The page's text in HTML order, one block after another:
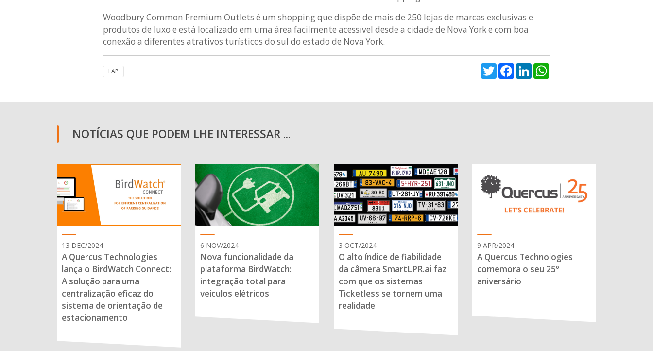
Woodbury Common Premium Outlets é um shopping que dispõe de mais de 250 lojas de marcas exclusivas e
produtos de luxo e está localizado em uma área facilmente acessível desde a cidade de Nova York e com boa
conexão a diferentes atrativos turísticos do sul do estado de Nova York.
LAP TwitterFacebook
LinkedIn
NOTÍCIAS QUE PODEM LHE INTERESSAR ...
13 DEC/2024
A Quercus Technologies
lança o BirdWatch Connect:
A solução para uma
centralização eficaz do
sistema de orientação de
estacionamento
6 NOV/2024
Nova funcionalidade da
plataforma BirdWatch:
integração total para
veículos elétricos
3 OCT/2024
O alto índice de fiabilidade
da câmera SmartLPR.ai faz
com que os sistemas
Ticketless se tornem uma
realidade
9 APR/2024
A Quercus Technologies
comemora o seu 25º
aniversário